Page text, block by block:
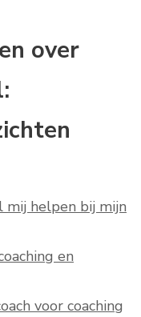
over
mij helpen bij mijn
en
voor coaching